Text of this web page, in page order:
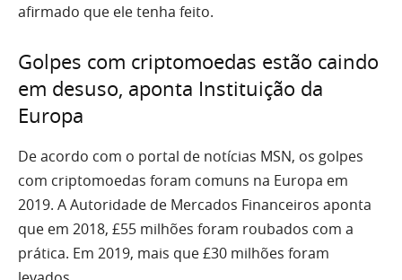
afirmado que ele tenha feito.
Golpes com criptomoedas estão caindo
em desuso, aponta Instituição da
Europa
De acordo com o portal de notícias MSN, os golpes
com criptomoedas foram comuns na Europa em
2019. A Autoridade de Mercados Financeiros aponta
que em 2018, £55 milhões foram roubados com a
prática. Em 2019, mais que £30 milhões foram